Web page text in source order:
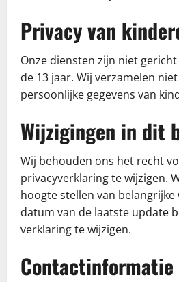
Privacy van
Onze diensten zijn niet
de 13 jaar. Wij verzamelen
persoonlijke gegevens van
Wijzigingen in dit
Wij behouden ons het recht
privacyverklaring te wijzigen.
hoogte stellen van
datum van de laatste update
verklaring te wijzigen.
Contactinformatie